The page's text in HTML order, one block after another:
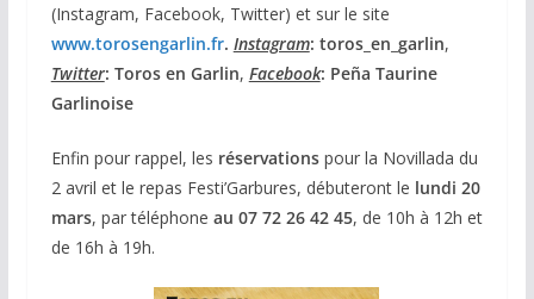
(Instagram, Facebook, Twitter) et sur le site
www.torosengarlin.fr. Instagram: toros_en_garlin,
Twitter: Toros en Garlin, Facebook: Peña Taurine
Garlinoise
Enfin pour rappel, les réservationspour la Novillada du
2 avril et le repas Festi’Garbures, débuteront le lundi 20
mars, par téléphone au 07 72 26 42 45, de 10h à 12h et
de 16h à 19h.